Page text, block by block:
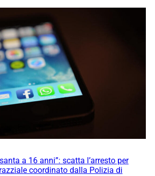
a 16 anni”: scatta l’arresto per
coordinato dalla Polizia di